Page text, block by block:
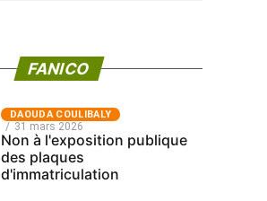
FANICO
‎DAOUDA COULIBALY
31 mars 2026
Non à l'exposition publique
des plaques
d'immatriculation